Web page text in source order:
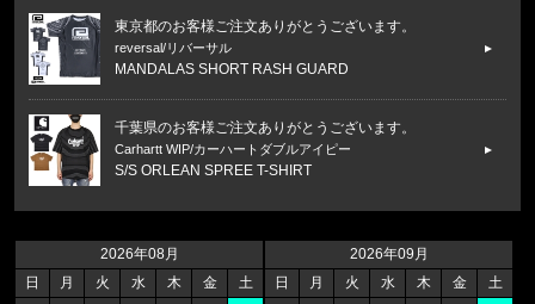
2026年08月
日
月 火 水 木 金
土
2026年09月
日
月 火 水 木 金
土
東京都のお客様ご注文ありがとうございます。
reversal/リバーサル
MANDALAS SHORT RASH GUARD
千葉県のお客様ご注文ありがとうございます。
Carhartt WIP/カーハートダブルアイピー
S/S ORLEAN SPREE T-SHIRT
47 Brand/フォーティーセブンブランド
ヤンキース キャップ '47 MVP ホ